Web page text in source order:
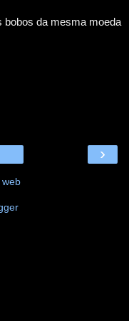
bobos da mesma moeda
›
.